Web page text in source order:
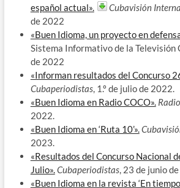
español actual».
Cubavisión
de 2022
«Buen Idioma, un proyecto en
Sistema Informativo de la Televisión
de 2022
«Informan resultados del Concurso
Cubaperiodistas, 1.º de julio de 2022.
«Buen Idioma en Radio COCO».
2022.
«Buen Idioma en ‘Ruta 10’».
2023.
«Resultados del Concurso Nacional
Julio».Cubaperiodistas, 23 de junio
«Buen Idioma en la revista ‘En tiempo